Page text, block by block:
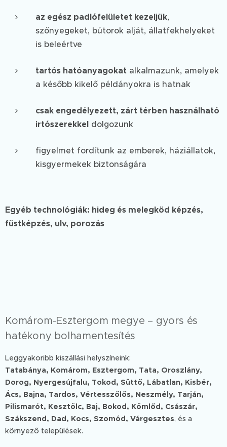
az egész padlófelületet kezeljük,
szőnyegeket, bútorok alját, állatfekhelyeket
is beleértve
tartós hatóanyagokat alkalmazunk, amelyek
a később kikelő példányokra is hatnak
csak engedélyezett, zárt térben használható
irtószerekkel dolgozunk
figyelmet fordítunk az emberek, háziállatok,
kisgyermekek biztonságára
Egyéb technológiák: hideg és melegköd képzés,
füstképzés, ulv, porozás
Komárom-Esztergom megye – gyors és
hatékony bolhamentesítés
Leggyakoribb kiszállási helyszíneink:
Tatabánya, Komárom, Esztergom, Tata, Oroszlány,
Dorog, Nyergesújfalu, Tokod, Süttő, Lábatlan, Kisbér,
Ács, Bajna, Tardos, Vértesszőlős, Neszmély, Tarján,
Pilismarót, Kesztölc, Baj, Bokod, Kömlőd, Császár,
Szákszend, Dad, Kocs, Szomód, Várgesztes, és a
környező települések.